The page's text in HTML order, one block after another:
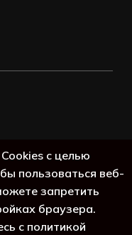
с целью
пользоваться веб-
запретить
браузера.
с политикой